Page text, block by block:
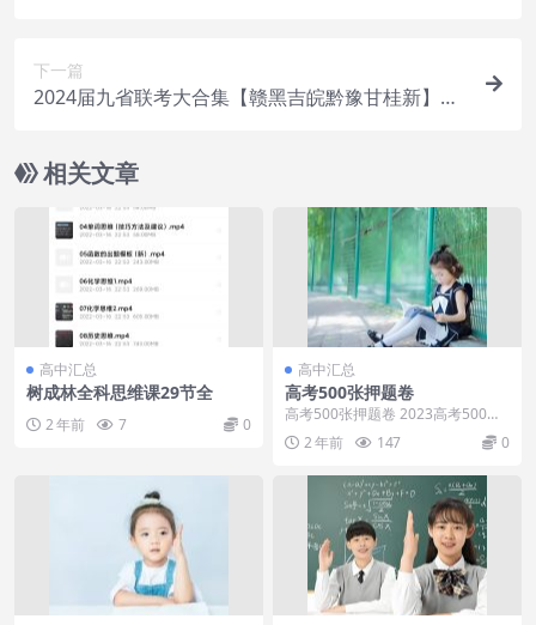
下一篇
2024届九省联考大合集【赣黑吉皖黔豫甘桂新】试
相关文章
高中汇总
树成林全科思维课29节全
2 年前 7 0
高中汇总
高考500张押题卷
高考500张押题卷 2023高考500张
押题卷是专为2023年高考考生设计
的一套...
2 年前 147 0